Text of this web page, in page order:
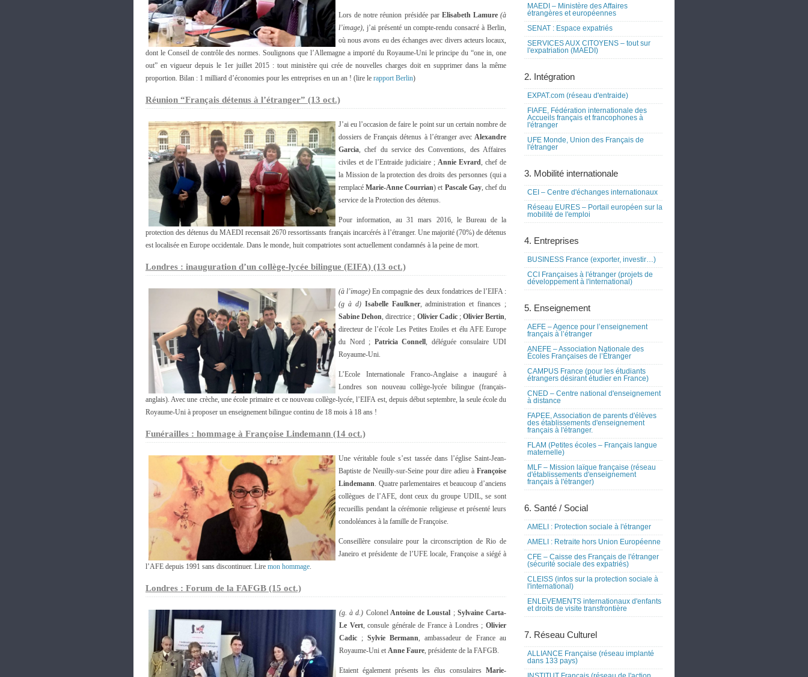
Lors de notre réunion présidée par Elisabeth Lamure (à
l’image), j’ai présenté un compte-rendu consacré à Berlin,
où nous avons eu des échanges avec divers acteurs locaux,
dont le Conseil de contrôle des normes. Soulignons que l’Allemagne a importé du Royaume-Uni le principe du “one in, one
out” en vigueur depuis le 1er juillet 2015 : tout ministère qui crée de nouvelles charges doit en supprimer dans la même
proportion. Bilan : 1 milliard d’économies pour les entreprises en un an ! (lire le rapport Berlin)
Réunion “Français détenus à l’étranger” (13 oct.)
J’ai eu l’occasion de faire le point sur un certain nombre de
dossiers de Français détenus à l’étranger avec Alexandre
Garcia, chef du service des Conventions, des Affaires
civiles et de l’Entraide judiciaire ; Annie Evrard, chef de
la Mission de la protection des droits des personnes (qui a
remplacéMarie-Anne Courrian) et Pascale Gay, chef du
service de la Protection des détenus.
Pour information, au 31 mars 2016, le Bureau de la
protection des détenus du MAEDI recensait 2670 ressortissants français incarcérés à l’étranger. Une majorité (70%) de détenus
est localisée en Europe occidentale. Dans le monde, huit compatriotes sont actuellement condamnés à la peine de mort.
Londres : inauguration d’un collège-lycée bilingue (EIFA) (13 oct.)
(à l’image) En compagnie des deux fondatrices de l’EIFA :
(g à d) Isabelle Faulkner, administration et finances ;
Sabine Dehon, directrice ; Olivier Cadic; Olivier Bertin,
directeur de l’école Les Petites Etoiles et élu AFE Europe
du Nord ; Patricia Connell, déléguée consulaire UDI
Royaume-Uni.
L’Ecole Internationale Franco-Anglaise a inauguré à
Londres son nouveau collège-lycée bilingue (français-
anglais). Avec une crèche, une école primaire et ce nouveau collège-lycée, l’EIFA est, depuis début septembre, la seule école du
Royaume-Uni à proposer un enseignement bilingue continu de 18 mois à 18 ans !
Funérailles : hommage à Françoise Lindemann (14 oct.)
Une véritable foule s’est tassée dans l’église Saint-Jean-
Baptiste de Neuilly-sur-Seine pour dire adieu à Françoise
Lindemann. Quatre parlementaires et beaucoup d’anciens
collègues de l’AFE, dont ceux du groupe UDIL, se sont
recueillis pendant la cérémonie religieuse et présenté leurs
condoléances à la famille de Françoise.
Conseillère consulaire pour la circonscription de Rio de
Janeiro et présidente de l’UFE locale, Françoise a siégé à
l’AFE depuis 1991 sans discontinuer. Lire mon hommage.
Londres : Forum de la FAFGB (15 oct.)
(g. à d.) ColonelAntoine de Loustal ; Sylvaine Carta-
Le Vert, consule générale de France à Londres ;Olivier
Cadic ; Sylvie Bermann, ambassadeur de France au
Royaume-Uni et Anne Faure, présidente de la FAFGB.
Etaient également présents les élus consulaires Marie-
MAEDI – Ministère des Affaires
étrangères et européennes
SENAT : Espace expatriés
SERVICES AUX CITOYENS – tout sur
l'expatriation (MAEDI)
2. Intégration
EXPAT.com (réseau d'entraide)
FIAFE, Fédération internationale des
Accueils français et francophones à
l'étranger
UFE Monde, Union des Français de
l'étranger
3. Mobilité internationale
CEI – Centre d'échanges internationaux
Réseau EURES – Portail européen sur la
mobilité de l'emploi
4. Entreprises
BUSINESS France (exporter, investir…)
CCI Françaises à l'étranger (projets de
développement à l'international)
5. Enseignement
AEFE – Agence pour l’enseignement
français à l’étranger
ANEFE – Association Nationale des
Écoles Françaises de l’Étranger
CAMPUS France (pour les étudiants
étrangers désirant étudier en France)
CNED – Centre national d'enseignement
à distance
FAPEE, Association de parents d'élèves
des établissements d'enseignement
français à l'étranger.
FLAM (Petites écoles – Français langue
maternelle)
MLF – Mission laïque française (réseau
d'établissements d'enseignement
français à l'étranger)
6. Santé / Social
AMELI : Protection sociale à l'étranger
AMELI : Retraite hors Union Européenne
CFE – Caisse des Français de l'étranger
(sécurité sociale des expatriés)
CLEISS (infos sur la protection sociale à
l'international)
ENLEVEMENTS internationaux d'enfants
et droits de visite transfrontière
7. Réseau Culturel
ALLIANCE Française (réseau implanté
dans 133 pays)